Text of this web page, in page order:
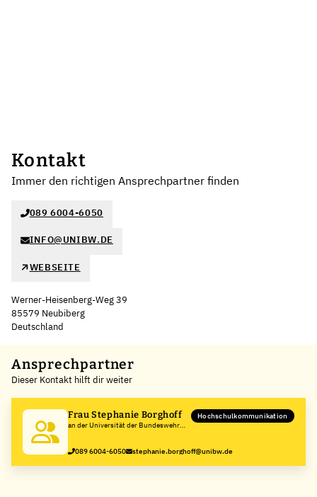
Kontakt
Immer den richtigen Ansprechpartner finden
089 6004-6050
INFO@UNIBW.DE
WEBSEITE
Werner-Heisenberg-Weg 39
85579 Neubiberg
Deutschland
+
−
Ansprechpartner
Dieser Kontakt hilft dir weiter
Frau Stephanie Borghoff
an der Universität der Bundeswehr
Hochschulkommunikation
089 6004-6050 stephanie.borghoff@unibw.de